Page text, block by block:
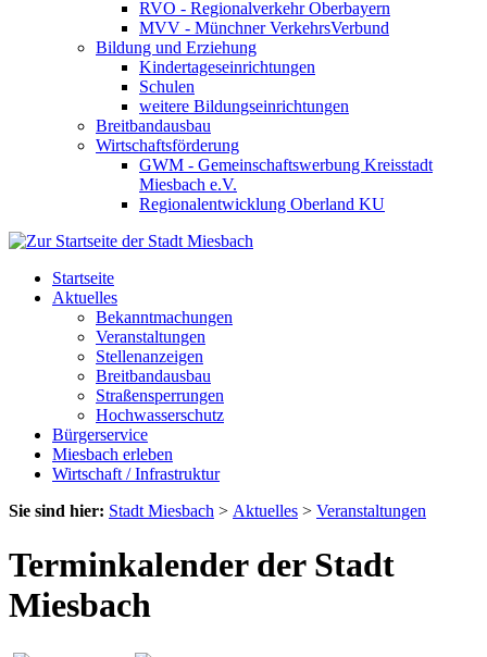
RVO - Regionalverkehr Oberbayern
MVV - Münchner VerkehrsVerbund
Bildung und Erziehung
Kindertageseinrichtungen
Schulen
weitere Bildungseinrichtungen
Breitbandausbau
Wirtschaftsförderung
GWM - Gemeinschaftswerbung Kreisstadt
Miesbach e.V.
Regionalentwicklung Oberland KU
Startseite
Aktuelles
Bekanntmachungen
Veranstaltungen
Stellenanzeigen
Breitbandausbau
Straßensperrungen
Hochwasserschutz
Bürgerservice
Miesbach erleben
Wirtschaft / Infrastruktur
Sie sind hier: Stadt Miesbach > Aktuelles > Veranstaltungen
Terminkalender der Stadt
Miesbach